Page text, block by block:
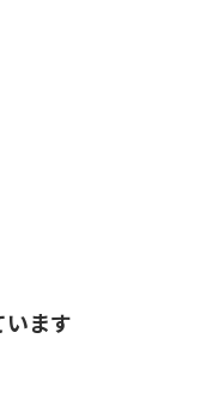
います